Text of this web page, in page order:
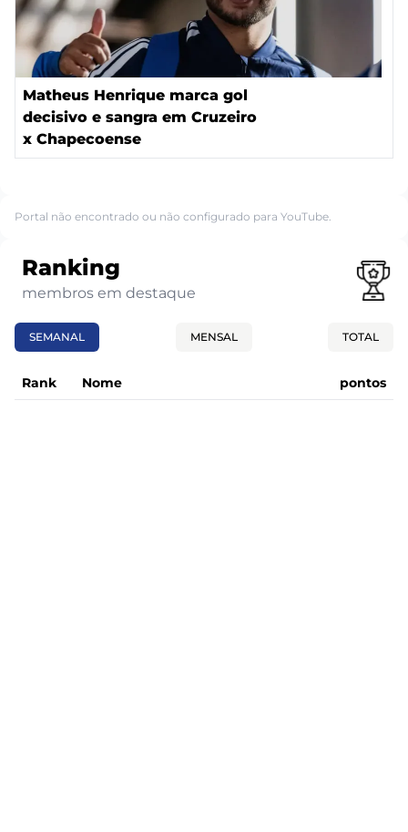
Matheus Henrique marca gol
decisivo e sangra em Cruzeiro
x Chapecoense
Portal não encontrado ou não configurado para YouTube.
Ranking
membros em destaque
SEMANAL MENSAL TOTAL
Rank Nome pontos